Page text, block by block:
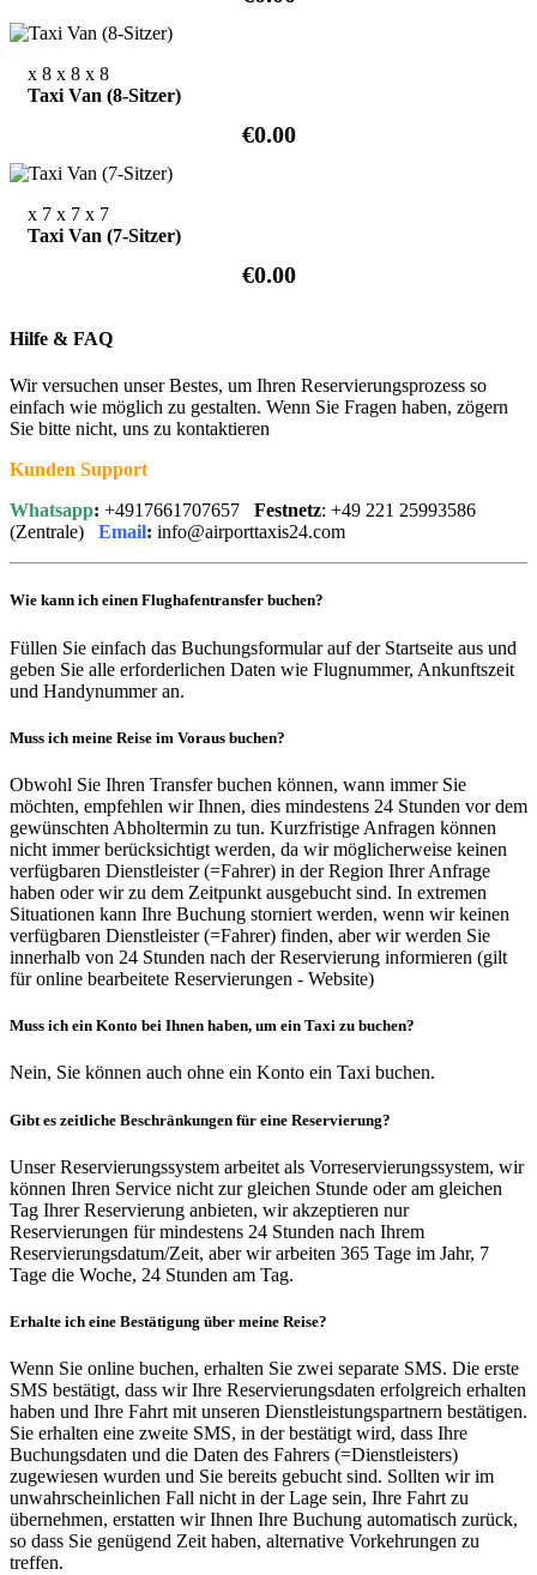
x 8 x 8 x 8
Taxi Van (8-Sitzer)
€0.00
x 7 x 7 x 7
Taxi Van (7-Sitzer)
€0.00
Hilfe & FAQ
Wir versuchen unser Bestes, um Ihren Reservierungsprozess so
einfach wie möglich zu gestalten. Wenn Sie Fragen haben, zögern
Sie bitte nicht, uns zu kontaktieren
Kunden Support
Whatsapp: +4917661707657 Festnetz: +49 221 25993586
(Zentrale) Email: info@airporttaxis24.com
Wie kann ich einen Flughafentransfer buchen?
Füllen Sie einfach das Buchungsformular auf der Startseite aus und
geben Sie alle erforderlichen Daten wie Flugnummer, Ankunftszeit
und Handynummer an.
Muss ich meine Reise im Voraus buchen?
Obwohl Sie Ihren Transfer buchen können, wann immer Sie
möchten, empfehlen wir Ihnen, dies mindestens 24 Stunden vor dem
gewünschten Abholtermin zu tun. Kurzfristige Anfragen können
nicht immer berücksichtigt werden, da wir möglicherweise keinen
verfügbaren Dienstleister (=Fahrer) in der Region Ihrer Anfrage
haben oder wir zu dem Zeitpunkt ausgebucht sind. In extremen
Situationen kann Ihre Buchung storniert werden, wenn wir keinen
verfügbaren Dienstleister (=Fahrer) finden, aber wir werden Sie
innerhalb von 24 Stunden nach der Reservierung informieren (gilt
für online bearbeitete Reservierungen - Website)
Muss ich ein Konto bei Ihnen haben, um ein Taxi zu buchen?
Nein, Sie können auch ohne ein Konto ein Taxi buchen.
Gibt es zeitliche Beschränkungen für eine Reservierung?
Unser Reservierungssystem arbeitet als Vorreservierungssystem, wir
können Ihren Service nicht zur gleichen Stunde oder am gleichen
Tag Ihrer Reservierung anbieten, wir akzeptieren nur
Reservierungen für mindestens 24 Stunden nach Ihrem
Reservierungsdatum/Zeit, aber wir arbeiten 365 Tage im Jahr, 7
Tage die Woche, 24 Stunden am Tag.
Erhalte ich eine Bestätigung über meine Reise?
Wenn Sie online buchen, erhalten Sie zwei separate SMS. Die erste
SMS bestätigt, dass wir Ihre Reservierungsdaten erfolgreich erhalten
haben und Ihre Fahrt mit unseren Dienstleistungspartnern bestätigen.
Sie erhalten eine zweite SMS, in der bestätigt wird, dass Ihre
Buchungsdaten und die Daten des Fahrers (=Dienstleisters)
zugewiesen wurden und Sie bereits gebucht sind. Sollten wir im
unwahrscheinlichen Fall nicht in der Lage sein, Ihre Fahrt zu
übernehmen, erstatten wir Ihnen Ihre Buchung automatisch zurück,
so dass Sie genügend Zeit haben, alternative Vorkehrungen zu
treffen.